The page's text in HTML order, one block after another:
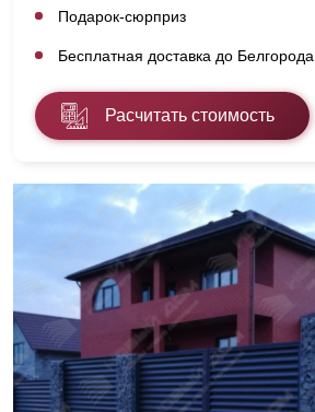
Подарок-сюрприз
Бесплатная доставка до Белгорода
Расчитать стоимость